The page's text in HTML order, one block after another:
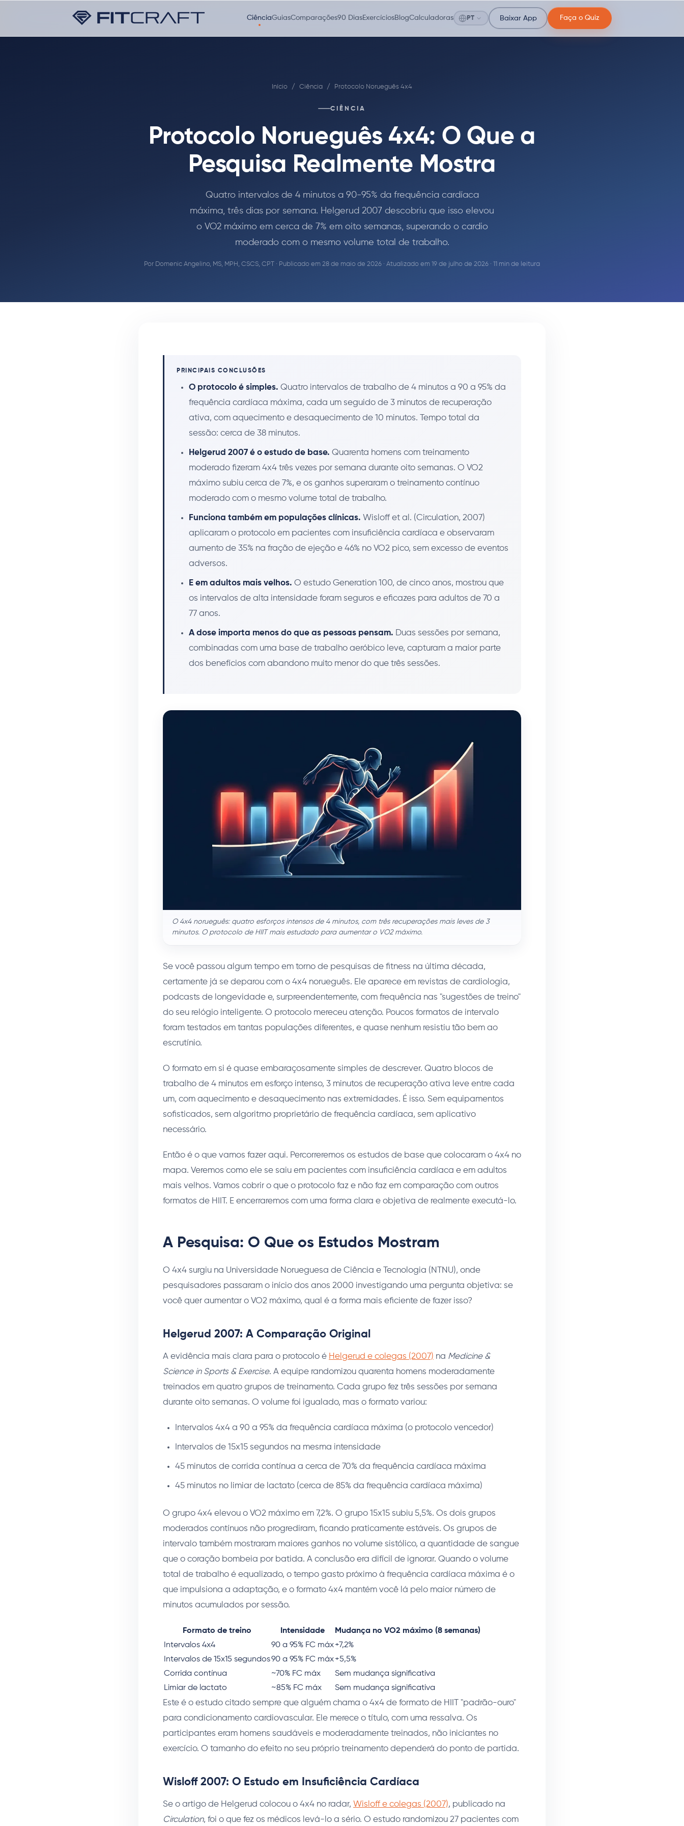
CiênciaGuiasComparações90 DiasExercíciosBlogCalculadoras PT Baixar App Faça o Quiz
Início / Ciência / Protocolo Norueguês 4x4
CIÊNCIA
Protocolo Norueguês 4x4: O Que a
Pesquisa Realmente Mostra
Quatro intervalos de 4 minutos a 90-95% da frequência cardíaca
máxima, três dias por semana. Helgerud 2007 descobriu que isso elevou
o VO2 máximo em cerca de 7% em oito semanas, superando o cardio
moderado com o mesmo volume total de trabalho.
Por Domenic Angelino, MS, MPH, CSCS, CPT · Publicado em 28 de maio de 2026 · Atualizado em 19 de julho de 2026 · 11 min de leitura
PRINCIPAIS CONCLUSÕES
O protocolo é simples. Quatro intervalos de trabalho de 4 minutos a 90 a 95% da
frequência cardíaca máxima, cada um seguido de 3 minutos de recuperação
ativa, com aquecimento e desaquecimento de 10 minutos. Tempo total da
sessão: cerca de 38 minutos.
Helgerud 2007 é o estudo de base. Quarenta homens com treinamento
moderado fizeram 4x4 três vezes por semana durante oito semanas. O VO2
máximo subiu cerca de 7%, e os ganhos superaram o treinamento contínuo
moderado com o mesmo volume total de trabalho.
Funciona também em populações clínicas. Wisloff et al. (Circulation, 2007)
aplicaram o protocolo em pacientes com insuficiência cardíaca e observaram
aumento de 35% na fração de ejeção e 46% no VO2 pico, sem excesso de eventos
adversos.
E em adultos mais velhos. O estudo Generation 100, de cinco anos, mostrou que
os intervalos de alta intensidade foram seguros e eficazes para adultos de 70 a
77 anos.
A dose importa menos do que as pessoas pensam. Duas sessões por semana,
combinadas com uma base de trabalho aeróbico leve, capturam a maior parte
dos benefícios com abandono muito menor do que três sessões.
O 4x4 norueguês: quatro esforços intensos de 4 minutos, com três recuperações mais leves de 3
minutos. O protocolo de HIIT mais estudado para aumentar o VO2 máximo.
Se você passou algum tempo em torno de pesquisas de fitness na última década,
certamente já se deparou com o 4x4 norueguês. Ele aparece em revistas de cardiologia,
podcasts de longevidade e, surpreendentemente, com frequência nas "sugestões de treino"
do seu relógio inteligente. O protocolo mereceu atenção. Poucos formatos de intervalo
foram testados em tantas populações diferentes, e quase nenhum resistiu tão bem ao
escrutínio.
O formato em si é quase embaraçosamente simples de descrever. Quatro blocos de
trabalho de 4 minutos em esforço intenso, 3 minutos de recuperação ativa leve entre cada
um, com aquecimento e desaquecimento nas extremidades. É isso. Sem equipamentos
sofisticados, sem algoritmo proprietário de frequência cardíaca, sem aplicativo
necessário.
Então é o que vamos fazer aqui. Percorreremos os estudos de base que colocaram o 4x4 no
mapa. Veremos como ele se saiu em pacientes com insuficiência cardíaca e em adultos
mais velhos. Vamos cobrir o que o protocolo faz e não faz em comparação com outros
formatos de HIIT. E encerraremos com uma forma clara e objetiva de realmente executá-lo.
A Pesquisa: O Que os Estudos Mostram
O 4x4 surgiu na Universidade Norueguesa de Ciência e Tecnologia (NTNU), onde
pesquisadores passaram o início dos anos 2000 investigando uma pergunta objetiva: se
você quer aumentar o VO2 máximo, qual é a forma mais eficiente de fazer isso?
Helgerud 2007: A Comparação Original
A evidência mais clara para o protocolo é Helgerud e colegas (2007) na Medicine &
Science in Sports & Exercise. A equipe randomizou quarenta homens moderadamente
treinados em quatro grupos de treinamento. Cada grupo fez três sessões por semana
durante oito semanas. O volume foi igualado, mas o formato variou:
Intervalos 4x4 a 90 a 95% da frequência cardíaca máxima (o protocolo vencedor)
Intervalos de 15x15 segundos na mesma intensidade
45 minutos de corrida contínua a cerca de 70% da frequência cardíaca máxima
45 minutos no limiar de lactato (cerca de 85% da frequência cardíaca máxima)
O grupo 4x4 elevou o VO2 máximo em 7,2%. O grupo 15x15 subiu 5,5%. Os dois grupos
moderados contínuos não progrediram, ficando praticamente estáveis. Os grupos de
intervalo também mostraram maiores ganhos no volume sistólico, a quantidade de sangue
que o coração bombeia por batida. A conclusão era difícil de ignorar. Quando o volume
total de trabalho é equalizado, o tempo gasto próximo à frequência cardíaca máxima é o
que impulsiona a adaptação, e o formato 4x4 mantém você lá pelo maior número de
minutos acumulados por sessão.
Formato de treino Intensidade
Mudança no VO2 máximo (8 semanas)
Intervalos 4x4
90 a 95% FC máx+7,2%
Intervalos de 15x15 segundos90 a 95% FC máx+5,5%
Corrida contínua
~70% FC máx
Sem mudança significativa
Limiar de lactato
~85% FC máx Sem mudança significativa
Este é o estudo citado sempre que alguém chama o 4x4 de formato de HIIT "padrão-ouro"
para condicionamento cardiovascular. Ele merece o título, com uma ressalva. Os
participantes eram homens saudáveis e moderadamente treinados, não iniciantes no
exercício. O tamanho do efeito no seu próprio treinamento dependerá do ponto de partida.
Wisloff 2007: O Estudo em Insuficiência Cardíaca
Se o artigo de Helgerud colocou o 4x4 no radar, Wisloff e colegas (2007), publicado na
Circulation, foi o que fez os médicos levá-lo a sério. O estudo randomizou 27 pacientes com